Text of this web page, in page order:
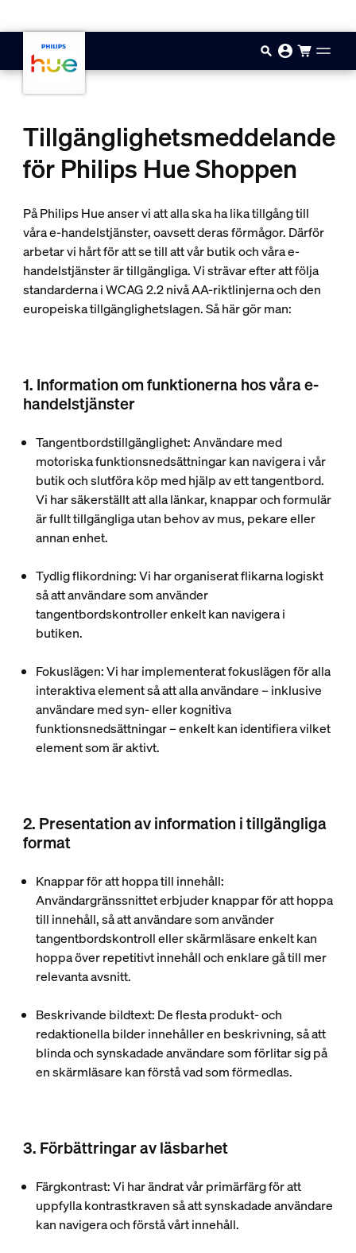
Tillgänglighetsmeddelande
för Philips Hue Shoppen
På Philips Hue anser vi att alla ska ha lika tillgång till
våra e-handelstjänster, oavsett deras förmågor. Därför
arbetar vi hårt för att se till att vår butik och våra e-
handelstjänster är tillgängliga. Vi strävar efter att följa
standarderna i WCAG 2.2 nivå AA-riktlinjerna och den
europeiska tillgänglighetslagen. Så här gör man:
1. Information om funktionerna hos våra e-
handelstjänster
Tangentbordstillgänglighet:Användare med
motoriska funktionsnedsättningar kan navigera i vår
butik och slutföra köp med hjälp av ett tangentbord.
Vi har säkerställt att alla länkar, knappar och formulär
är fullt tillgängliga utan behov av mus, pekare eller
annan enhet.
Tydlig flikordning: Vi har organiserat flikarna logiskt
så att användare som använder
tangentbordskontroller enkelt kan navigera i
butiken.
Fokuslägen: Vi har implementerat fokuslägen för alla
interaktiva element så att alla användare – inklusive
användare med syn- eller kognitiva
funktionsnedsättningar – enkelt kan identifiera vilket
element som är aktivt.
2. Presentation av information i tillgängliga
format
Knappar för att hoppa till innehåll:
Användargränssnittet erbjuder knappar för att hoppa
till innehåll, så att användare som använder
tangentbordskontroll eller skärmläsare enkelt kan
hoppa över repetitivt innehåll och enklare gå till mer
relevanta avsnitt.
Beskrivande bildtext: De flesta produkt- och
redaktionella bilder innehåller en beskrivning, så att
blinda och synskadade användare som förlitar sig på
en skärmläsare kan förstå vad som förmedlas.
3. Förbättringar av läsbarhet
Färgkontrast: Vi har ändrat vår primärfärg för att
uppfylla kontrastkraven så att synskadade användare
kan navigera och förstå vårt innehåll.